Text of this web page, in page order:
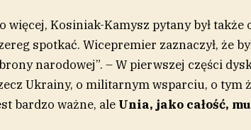
więcej, Kosiniak-Kamysz pytany był
spotkać. Wicepremier zaznaczył, że
narodowej”. – W pierwszej części
Ukrainy, o militarnym wsparciu, o tym
bardzo ważne, ale Unia, jako całość,